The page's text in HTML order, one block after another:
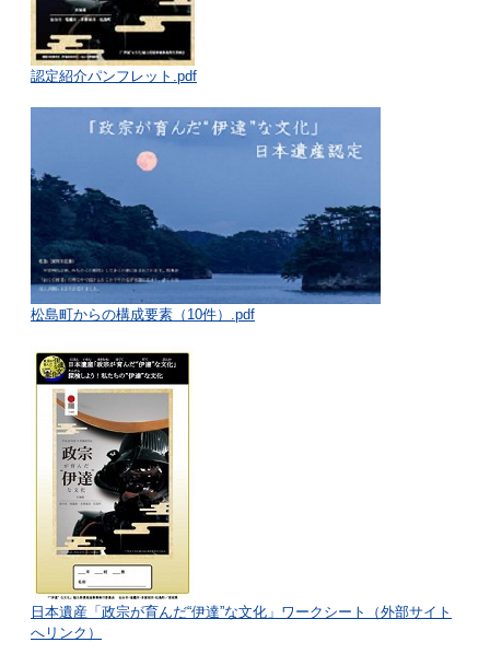
認定紹介パンフレット.pdf
松島町からの構成要素（10件）.pdf
日本遺産「政宗が育んだ“伊達”な文化」ワークシート（外部サイト
へリンク）